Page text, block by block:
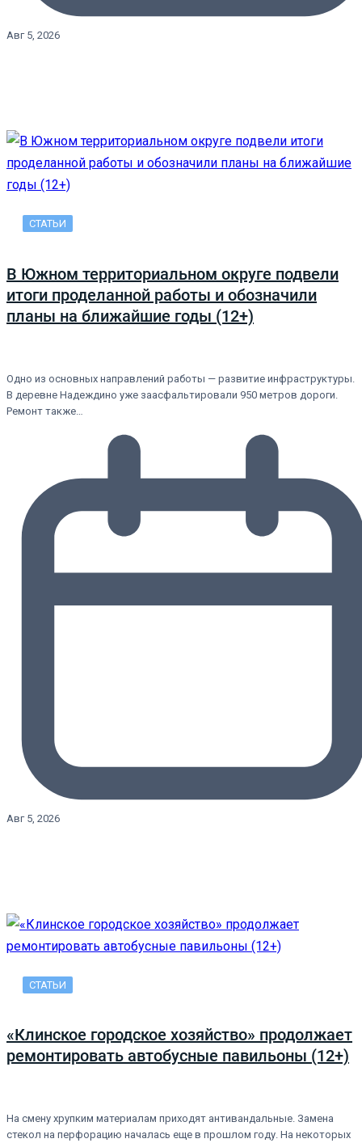
Авг 5, 2026
СТАТЬИ
В Южном территориальном округе подвели
итоги проделанной работы и обозначили
планы на ближайшие годы (12+)
Одно из основных направлений работы — развитие инфраструктуры.
В деревне Надеждино уже заасфальтировали 950 метров дороги.
Ремонт также…
Авг 5, 2026
СТАТЬИ
«Клинское городское хозяйство» продолжает
ремонтировать автобусные павильоны (12+)
На смену хрупким материалам приходят антивандальные. Замена
стекол на перфорацию началась еще в прошлом году. На некоторых